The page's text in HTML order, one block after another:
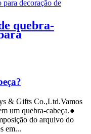
quebra-
CS146
& Gifts Co.,Ltd.Vamos
um quebra-cabeça.●
do arquivo do
em...